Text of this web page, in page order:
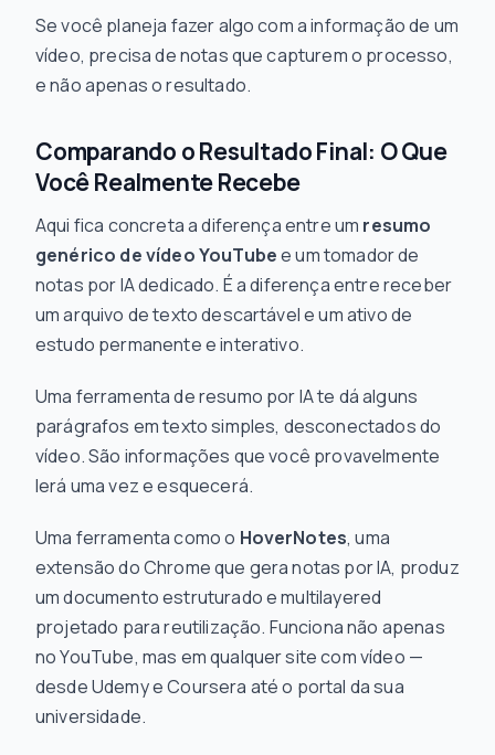
Se você planeja fazeralgo com a informação de um
vídeo, precisa de notas que capturem o processo,
e não apenas o resultado.
Comparando o Resultado Final: O Que
Você Realmente Recebe
Aqui fica concreta a diferença entre um resumo
genérico de vídeo YouTubee um tomador de
notas por IA dedicado. É a diferença entre receber
um arquivo de texto descartável e um ativo de
estudo permanente e interativo.
Uma ferramenta de resumo por IA te dá alguns
parágrafos em texto simples, desconectados do
vídeo. São informações que você provavelmente
lerá uma vez e esquecerá.
Uma ferramenta como o HoverNotes, uma
extensão do Chrome que gera notas por IA, produz
um documento estruturado e multilayered
projetado para reutilização. Funciona não apenas
no YouTube, mas em qualquer site com vídeo —
desde Udemy e Coursera até o portal da sua
universidade.